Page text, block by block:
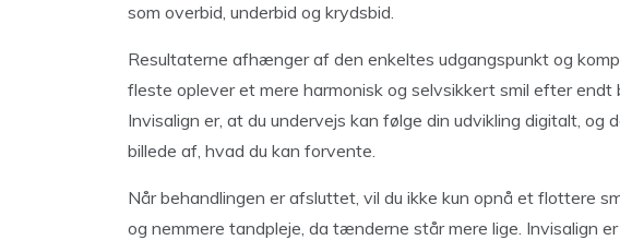
som overbid, underbid og krydsbid.
Resultaterne afhænger af den enkeltes udgangspunkt og
fleste oplever et mere harmonisk og selvsikkert smil efter
Invisalign er, at du undervejs kan følge din udvikling digitalt, og
billede af, hvad du kan forvente.
Når behandlingen er afsluttet, vil du ikke kun opnå et flottere
og nemmere tandpleje, da tænderne står mere lige. Invisalign